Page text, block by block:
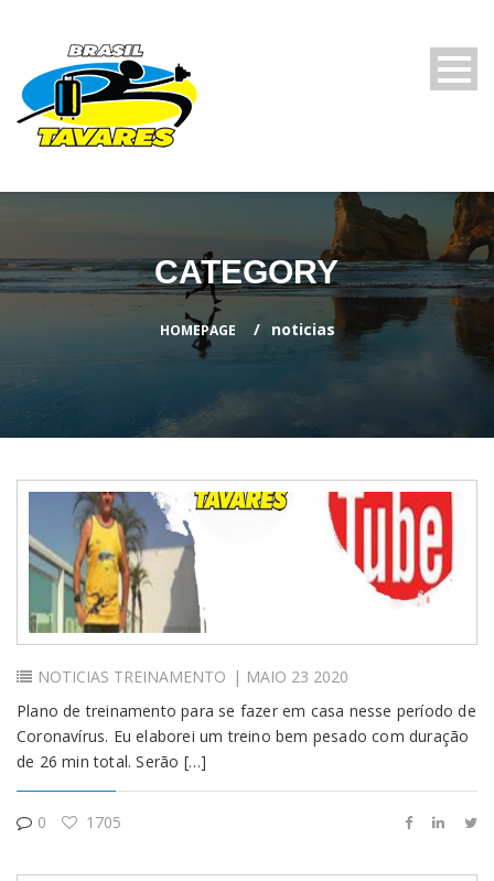
Login
CATEGORY
HOMEPAGE noticias
NOTICIAS TREINAMENTO | MAIO 23 2020
Plano de treinamento para se fazer em casa nesse período de
Coronavírus. Eu elaborei um treino bem pesado com duração
de 26 min total. Serão […]
0 1705